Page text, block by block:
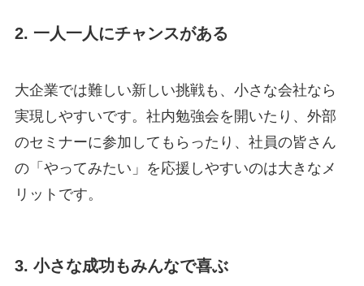
2. 一人一人にチャンスがある
大企業では難しい新しい挑戦も、小さな会社なら
実現しやすいです。社内勉強会を開いたり、外部
のセミナーに参加してもらったり、社員の皆さん
の「やってみたい」を応援しやすいのは大きなメ
リットです。
3. 小さな成功もみんなで喜ぶ